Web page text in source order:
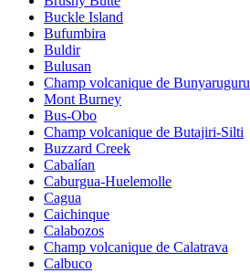
Buckle Island
Bufumbira
Buldir
Bulusan
Champ volcanique de Bunyaruguru
Mont Burney
Bus-Obo
Champ volcanique de Butajiri-Silti
Buzzard Creek
Cabalían
Caburgua-Huelemolle
Cagua
Caichinque
Calabozos
Champ volcanique de Calatrava
Calbuco